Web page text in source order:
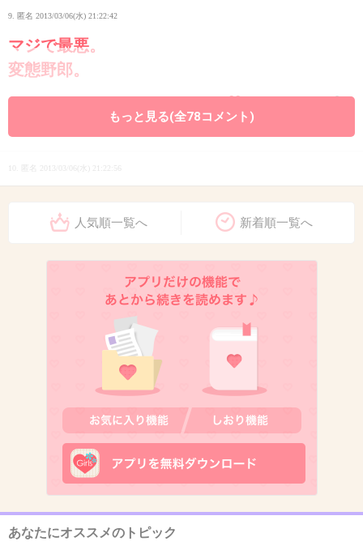
9. 匿名 2013/03/06(水) 21:22:42
マジで最悪。
変態野郎。
+33 -2
10. 匿名 2013/03/06(水) 21:22:56
+18
2013/03/06(水) 21:23:07
+13
2013/03/06(水) 21:23:27
こういう事があるから親切に対して臆病になる
+25
もっと見る(全78コメント)
人気順一覧へ 新着順一覧へ
あなたにオススメのトピック